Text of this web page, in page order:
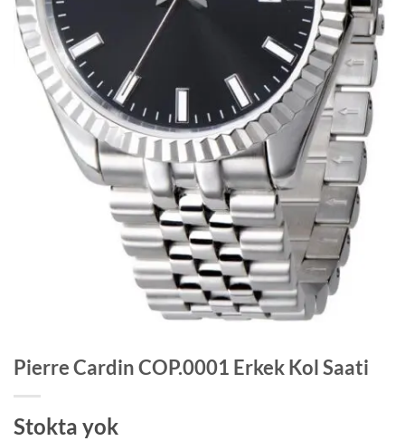
Pierre Cardin COP.0001 Erkek Kol Saati
Stokta yok